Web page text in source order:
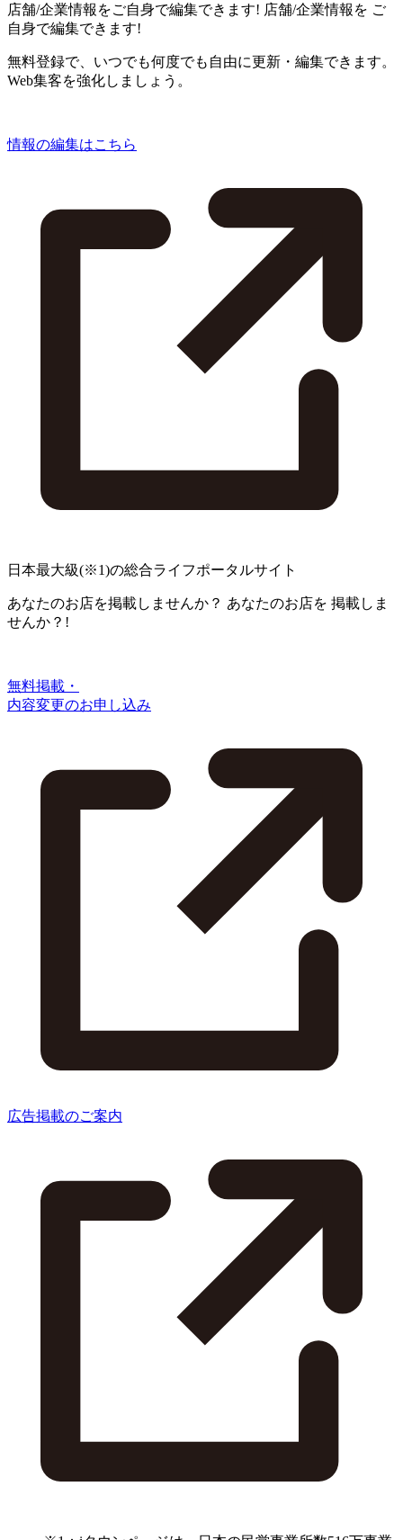
店舗/企業情報をご自身で編集できます! 店舗/企業情報を ご
自身で編集できます!
無料登録で、いつでも何度でも自由に更新・編集できます。
Web集客を強化しましょう。
情報の編集はこちら
日本最大級(※1)の総合ライフポータルサイト
あなたのお店を掲載しませんか？ あなたのお店を 掲載しま
せんか？!
無料掲載・
内容変更のお申し込み
広告掲載のご案内